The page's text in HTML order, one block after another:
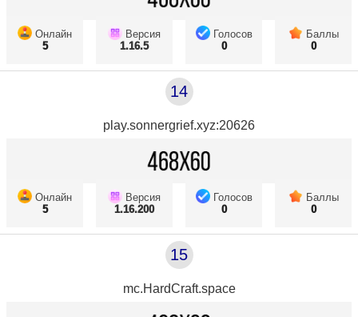
Онлайн
5
Версия
1.16.5
Голосов
0
Баллы
0
14
play.sonnergrief.xyz:20626
Онлайн
5
Версия
1.16.200
Голосов
0
Баллы
0
15
mc.HardCraft.space